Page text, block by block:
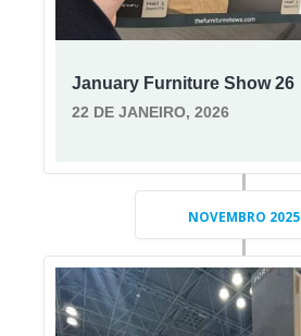
January Furniture Show 26
22 DE JANEIRO, 2026
NOVEMBRO 2025